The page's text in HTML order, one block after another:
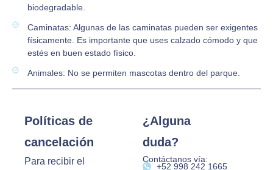
biodegradable.
Caminatas: Algunas de las caminatas pueden ser exigentes
físicamente. Es importante que uses calzado cómodo y que
estés en buen estado físico.
Animales: No se permiten mascotas dentro del parque.
Políticas de
cancelación
Para recibir el
¿Alguna
duda?
Contáctanos vía:
‪+52 998 242 1665‬